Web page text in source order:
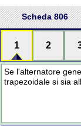
Scheda 806
1 2
Se l'alternatore
trapezoidale si sia